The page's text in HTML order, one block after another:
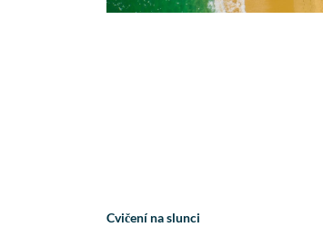
Cvičení na slunci